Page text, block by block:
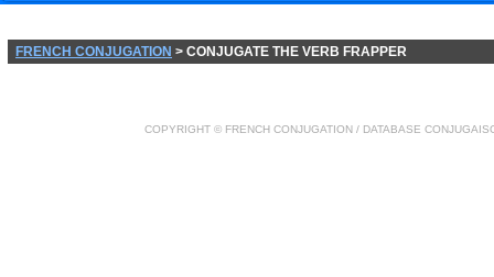
FRENCH CONJUGATION > CONJUGATE THE VERB FRAPPER
COPYRIGHT © FRENCH CONJUGATION / DATABASE